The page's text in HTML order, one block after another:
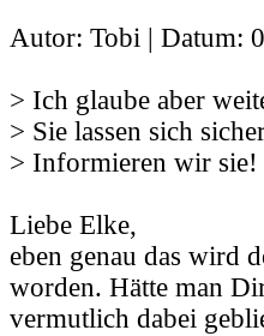
Autor: Tobi | Datum:
> Ich glaube aber
> Sie lassen sich
> Informieren wir sie!
Liebe Elke,
eben genau das wird
worden. Hätte man
vermutlich dabei